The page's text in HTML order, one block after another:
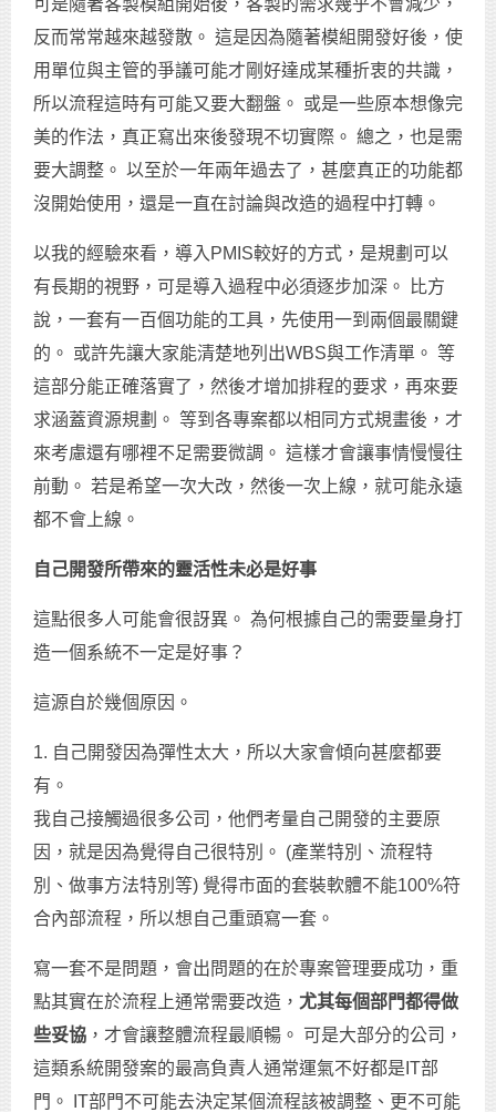
可是隨著客製模組開始後，客製的需求幾乎不會減少，
反而常常越來越發散。 這是因為隨著模組開發好後，使
用單位與主管的爭議可能才剛好達成某種折衷的共識，
所以流程這時有可能又要大翻盤。 或是一些原本想像完
美的作法，真正寫出來後發現不切實際。 總之，也是需
要大調整。 以至於一年兩年過去了，甚麼真正的功能都
沒開始使用，還是一直在討論與改造的過程中打轉。
以我的經驗來看，導入PMIS較好的方式，是規劃可以
有長期的視野，可是導入過程中必須逐步加深。 比方
說，一套有一百個功能的工具，先使用一到兩個最關鍵
的。 或許先讓大家能清楚地列出WBS與工作清單。 等
這部分能正確落實了，然後才增加排程的要求，再來要
求涵蓋資源規劃。 等到各專案都以相同方式規畫後，才
來考慮還有哪裡不足需要微調。 這樣才會讓事情慢慢往
前動。 若是希望一次大改，然後一次上線，就可能永遠
都不會上線。
自己開發所帶來的靈活性未必是好事
這點很多人可能會很訝異。 為何根據自己的需要量身打
造一個系統不一定是好事？
這源自於幾個原因。
1. 自己開發因為彈性太大，所以大家會傾向甚麼都要
有。
我自己接觸過很多公司，他們考量自己開發的主要原
因，就是因為覺得自己很特別。 (產業特別、流程特
別、做事方法特別等) 覺得市面的套裝軟體不能100%符
合內部流程，所以想自己重頭寫一套。
寫一套不是問題，會出問題的在於專案管理要成功，重
點其實在於流程上通常需要改造， 尤其每個部門都得做
些妥協 ，才會讓整體流程最順暢。 可是大部分的公司，
這類系統開發案的最高負責人通常運氣不好都是IT部
門。 IT部門不可能去決定某個流程該被調整、更不可能